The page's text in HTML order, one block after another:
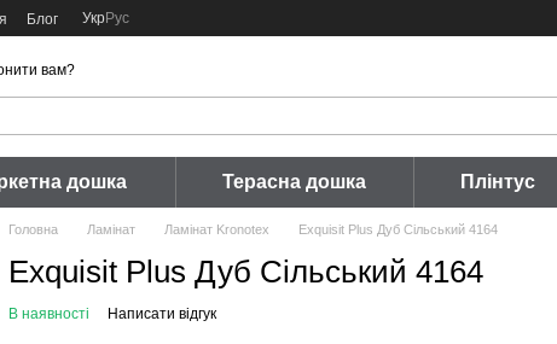
Блог УкрРус
вам?
дошка Терасна дошка Плінтус
Головна Ламінат Ламінат Kronotex Exquisit Plus Дуб Сільський 4164
Exquisit Plus Дуб Сільський 4164
В наявності Написати відгук